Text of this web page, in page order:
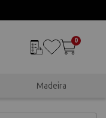
0
Madeira